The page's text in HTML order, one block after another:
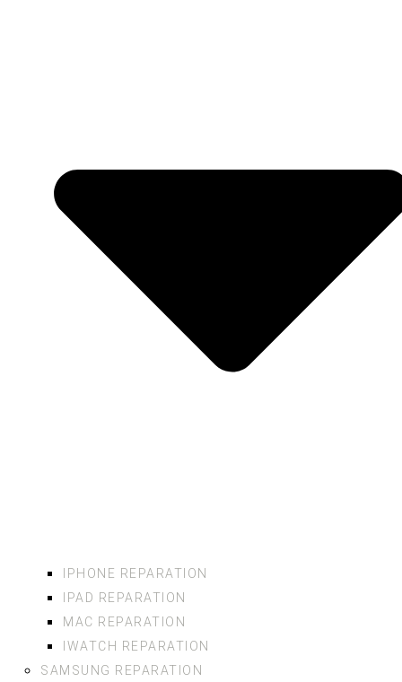
IPHONE REPARATION
IPAD REPARATION
MAC REPARATION
IWATCH REPARATION
SAMSUNG REPARATION